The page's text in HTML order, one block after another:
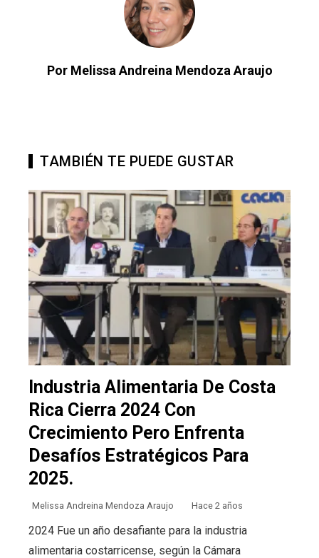
Por Melissa Andreina Mendoza Araujo
TAMBIÉN TE PUEDE GUSTAR
Industria Alimentaria De Costa
Rica Cierra 2024 Con
Crecimiento Pero Enfrenta
Desafíos Estratégicos Para
2025.
Melissa Andreina Mendoza Araujo Hace 2 años
2024 Fue un año desafiante para la industria
alimentaria costarricense, según la Cámara